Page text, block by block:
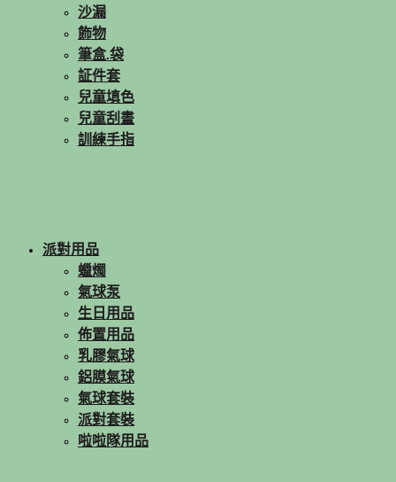
沙漏
飾物
筆盒.袋
証件套
兒童填色
兒童刮畫
訓練手指
派對用品
蠟燭
氣球泵
生日用品
佈置用品
乳膠氣球
鋁膜氣球
氣球套裝
派對套裝
啦啦隊用品